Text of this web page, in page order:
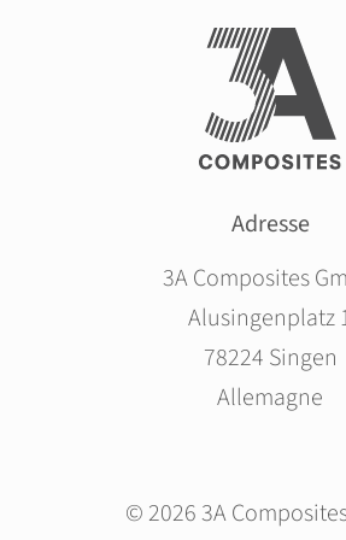
Adresse
3A Composites
Alusingenplatz
78224 Singen
Allemagne
© 2026 3A